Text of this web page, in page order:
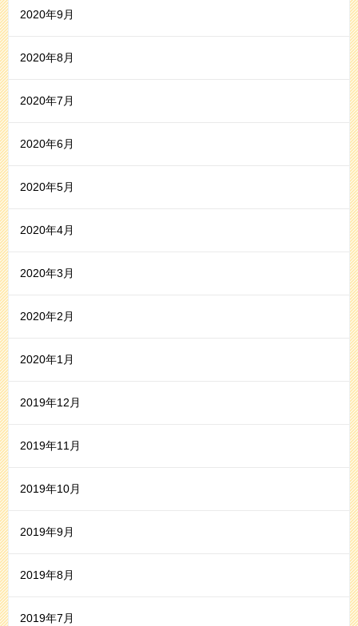
2020年9月
2020年8月
2020年7月
2020年6月
2020年5月
2020年4月
2020年3月
2020年2月
2020年1月
2019年12月
2019年11月
2019年10月
2019年9月
2019年8月
2019年7月